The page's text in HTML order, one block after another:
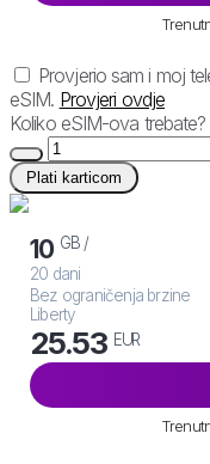
Provjerio sam i moj
eSIM. Provjeri ovdje
Koliko eSIM-ova trebate?
Plati karticom
10 GB /
20 dani
Bez ograničenja brzine
Liberty
25.53 EUR